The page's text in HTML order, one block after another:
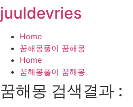
콘
텐
기
juuldevries
Home
꿈해몽풀이 꿈해몽
Home
꿈해몽풀이 꿈해몽
꿈해몽 검색결과 :